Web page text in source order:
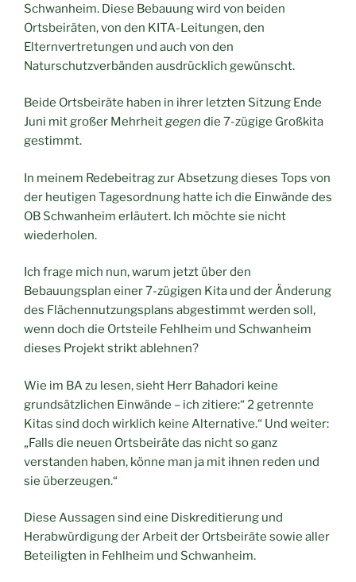
Schwanheim. Diese Bebauung wird von beiden
Ortsbeiräten, von den KITA-Leitungen, den
Elternvertretungen und auch von den
Naturschutzverbänden ausdrücklich gewünscht.
Beide Ortsbeiräte haben in ihrer letzten Sitzung Ende
Juni mit großer Mehrheitgegen die 7-zügige Großkita
gestimmt.
In meinem Redebeitrag zur Absetzung dieses Tops von
der heutigen Tagesordnung hatte ich die Einwände des
OB Schwanheim erläutert. Ich möchte sie nicht
wiederholen.
Ich frage mich nun, warum jetzt über den
Bebauungsplan einer 7-zügigen Kita und der Änderung
des Flächennutzungsplans abgestimmt werden soll,
wenn doch die Ortsteile Fehlheim und Schwanheim
dieses Projekt strikt ablehnen?
Wie im BA zu lesen, sieht Herr Bahadori keine
grundsätzlichen Einwände – ich zitiere:“ 2 getrennte
Kitas sind doch wirklich keine Alternative.“ Und weiter:
„Falls die neuen Ortsbeiräte das nicht so ganz
verstanden haben, könne man ja mit ihnen reden und
sie überzeugen.“
Diese Aussagen sind eine Diskreditierung und
Herabwürdigung der Arbeit der Ortsbeiräte sowie aller
Beteiligten in Fehlheim und Schwanheim.